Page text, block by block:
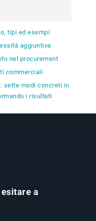
tipi ed esempi
aggiuntiva
nel procurement
commerciali
sette modi concreti in
i risultati
esitare a